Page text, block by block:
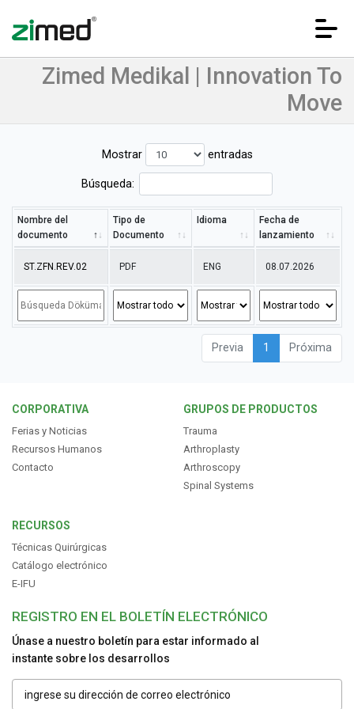
HOME
PRODUCTOS
RECURSOS
Zimed Medikal | Innovation To
Move
Mostrar entradas
Búsqueda:
Nombre del
documento
Tipo de
Documento
Idioma
Fecha de
lanzamiento
ST.ZFN.REV.02 PDF ENG 08.07.2026
Previa 1 Próxima
CORPORATIVA
Ferias y Noticias
Recursos Humanos
Contacto
GRUPOS DE PRODUCTOS
Trauma
Arthroplasty
Arthroscopy
Spinal Systems
RECURSOS
Técnicas Quirúrgicas
Catálogo electrónico
E-IFU
REGISTRO EN EL BOLETÍN ELECTRÓNICO
Únase a nuestro boletín para estar informado al
instante sobre los desarrollos